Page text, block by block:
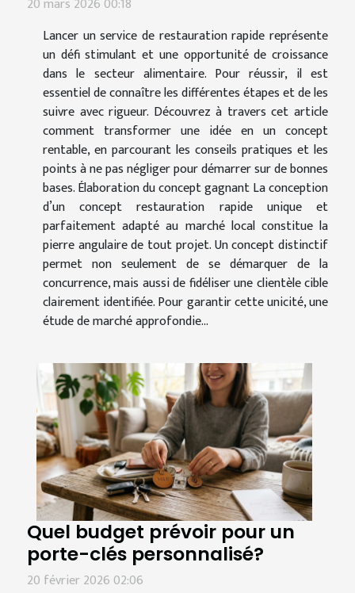
20 mars 2026 00:18
Lancer un service de restauration rapide représente
un défi stimulant et une opportunité de croissance
dans le secteur alimentaire. Pour réussir, il est
essentiel de connaître les différentes étapes et de les
suivre avec rigueur. Découvrez à travers cet article
comment transformer une idée en un concept
rentable, en parcourant les conseils pratiques et les
points à ne pas négliger pour démarrer sur de bonnes
bases. Élaboration du concept gagnant La conception
d’un concept restauration rapide unique et
parfaitement adapté au marché local constitue la
pierre angulaire de tout projet. Un concept distinctif
permet non seulement de se démarquer de la
concurrence, mais aussi de fidéliser une clientèle cible
clairement identifiée. Pour garantir cette unicité, une
étude de marché approfondie...
Quel budget prévoir pour un
porte-clés personnalisé?
20 février 2026 02:06